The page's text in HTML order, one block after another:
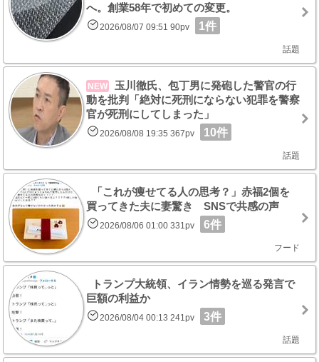
へ。創業58年で初めての変更。
2026/08/07 09:51 90pv 1件
話題
NEW
玉川徹氏、包丁男に発砲した警官の行
動を批判「絶対に死刑にならない犯罪を警察
官が死刑にしてしまった」
2026/08/08 19:35 367pv 10件
話題
「これが痩せてる人の思考？」赤福2個を
買ってきた夫に妻驚き SNSで共感の声
2026/08/06 01:00 331pv 6件
フード
トランプ大統領、イラン情勢を巡る発言で
巨額の利益か
2026/08/04 00:13 241pv 3件
話題